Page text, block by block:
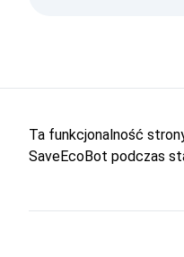
Ta funkcjonalność
SaveEcoBot podczas